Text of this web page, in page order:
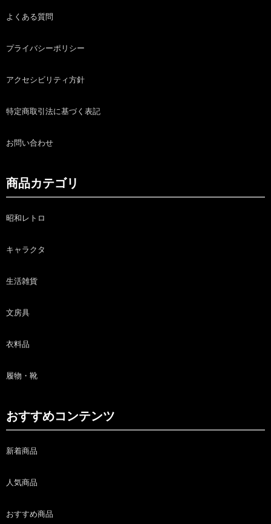
よくある質問
プライバシーポリシー
アクセシビリティ方針
特定商取引法に基づく表記
お問い合わせ
商品カテゴリ
昭和レトロ
キャラクタ
生活雑貨
文房具
衣料品
履物・靴
おすすめコンテンツ
新着商品
人気商品
おすすめ商品